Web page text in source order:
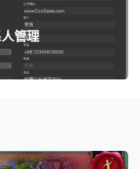
管理